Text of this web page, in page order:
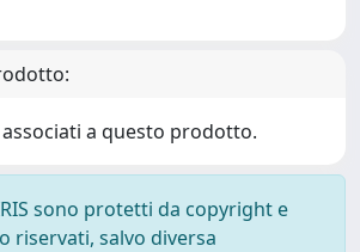
a questo prodotto.
sono protetti da copyright e
riservati, salvo diversa